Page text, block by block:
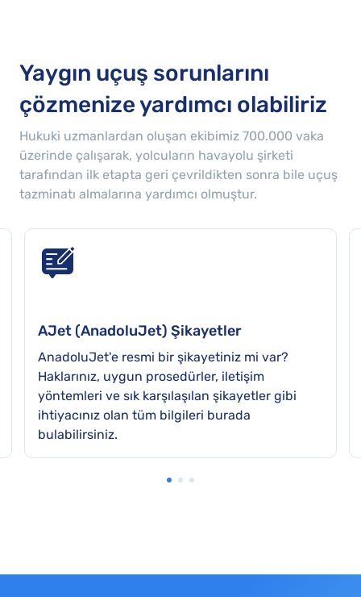
Yaygın uçuş sorunlarını
çözmenize yardımcı olabiliriz
Hukuki uzmanlardan oluşan ekibimiz 700.000 vaka
üzerinde çalışarak, yolcuların havayolu şirketi
tarafından ilk etapta geri çevrildikten sonra bile uçuş
tazminatı almalarına yardımcı olmuştur.
AJet (AnadoluJet) Şikayetler
AnadoluJet'e resmi bir şikayetiniz mi var?
Haklarınız, uygun prosedürler, iletişim
yöntemleri ve sık karşılaşılan şikayetler gibi
ihtiyacınız olan tüm bilgileri burada
bulabilirsiniz.